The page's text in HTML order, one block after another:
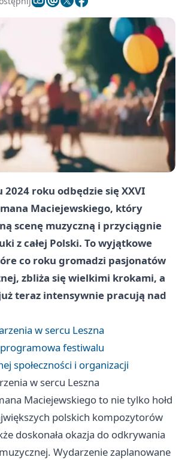
roku odbędzie się XXVI
Maciejewskiego, który
scenę muzyczną i przyciągnie
z całej Polski. To wyjątkowe
co roku gromadzi pasjonatów
zbliża się wielkimi krokami, a
teraz intensywnie pracują nad
w sercu Leszna
festiwalu
społeczności i organizacji
w sercu Leszna
Maciejewskiego to nie tylko hołd
polskich kompozytorów
doskonała okazja do odkrywania
Wydarzenie zaplanowane